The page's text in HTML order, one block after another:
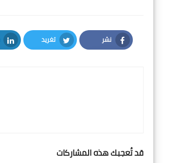
نشر
Facebook
تغريد
Twitter
قد تُعجبك هذه المشاركات